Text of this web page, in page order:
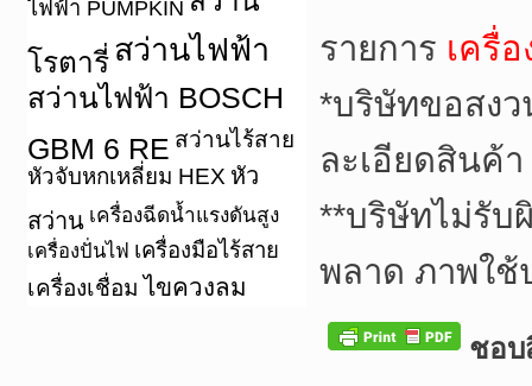
ไฟฟ้า PUMPKIN
โรตารี่ สว่านไฟฟ้า
สว่านไฟฟ้า BOSCH
GBM 6 RE สว่านไร้สาย
หัวจับหกเหลี่ยม HEX หัว
สว่าน เครื่องฉีดน้ำแรงดันสูง
เครื่องปั่นไฟ เครื่องมือไร้สาย
เครื่องเชื่อม ไขควงลม
รายการ เครื่
*บริษัทขอสงว
ละเอียดสินค้
**บริษัทไม่รับ
พลาด ภาพใ
ชอบ